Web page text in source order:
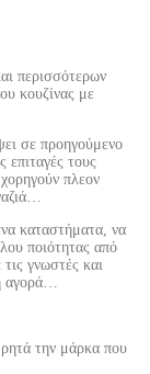
περισσότερων
κουζίνας με
σε προηγούμενο
τους
πλεον
καταστήματα, να
ποιότητας από
γνωστές και
αγορά…
την μάρκα που